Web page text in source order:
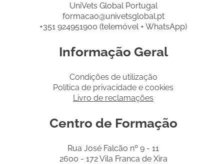
UniVets Global Portugal
formacao@univetsglobal.pt
+351 924951900 (telemóvel + WhatsApp)
Informação Geral
Condições de utilização
Política de privacidade e cookies
Livro de reclamações
Centro de Formação
Rua José Falcão nº 9 - 11
2600 - 172 Vila Franca de Xira